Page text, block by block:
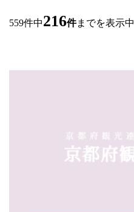
559件中216件までを表示中